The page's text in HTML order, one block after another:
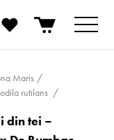
Maris
rutilans
din tei –